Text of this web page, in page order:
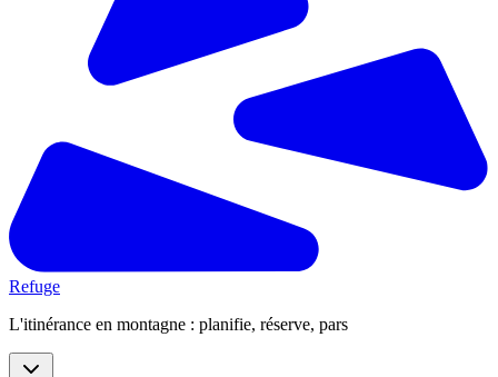
Refuge
L'itinérance en montagne : planifie, réserve, pars